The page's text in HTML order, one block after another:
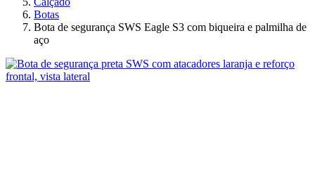
Botas
Bota de segurança SWS Eagle S3 com biqueira e palmilha de
aço